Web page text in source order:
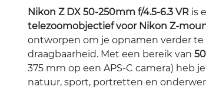
Nikon Z DX 50-250mm f/4.5-6.3 VR is
telezoomobjectief voor Nikon Z-
ontworpen om je opnamen verder te
draagbaarheid. Met een bereik van
375 mm op een APS-C camera) heb
natuur, sport, portretten en